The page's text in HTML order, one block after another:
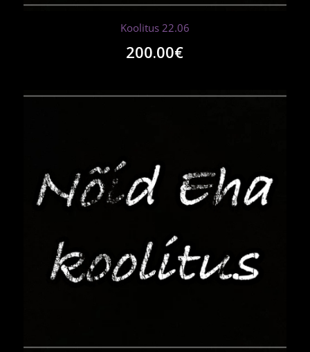
Koolitus 22.06
200.00€